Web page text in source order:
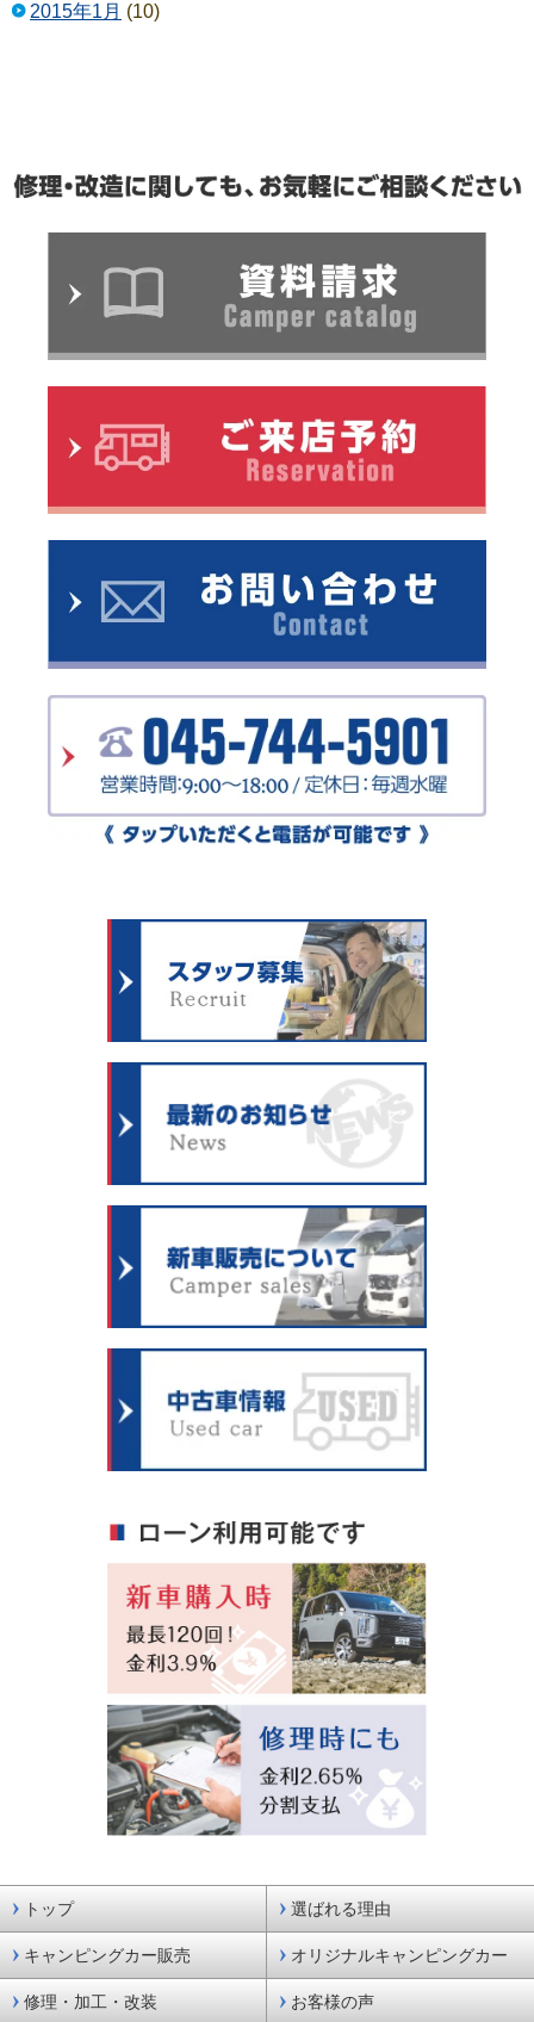
2015年1月 (10)
トップ 選ばれる理由
キャンピングカー販売 オリジナルキャンピングカー
修理・加工・改装 お客様の声